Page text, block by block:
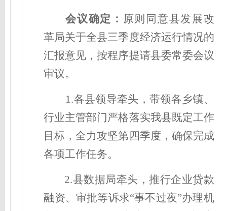
会议确定 ： 原则同意县发展改
革局关于全县三季度经济运行情况的
汇报意见，按程序提请县委常委会议
审议。
1.各县领导牵头，带领各乡镇、
行业主管部门严格落实我县既定工作
目标，全力攻坚第四季度，确保完成
各项工作任务。
2.县数据局牵头，推行企业贷款
融资、审批等诉求“事不过夜”办理机